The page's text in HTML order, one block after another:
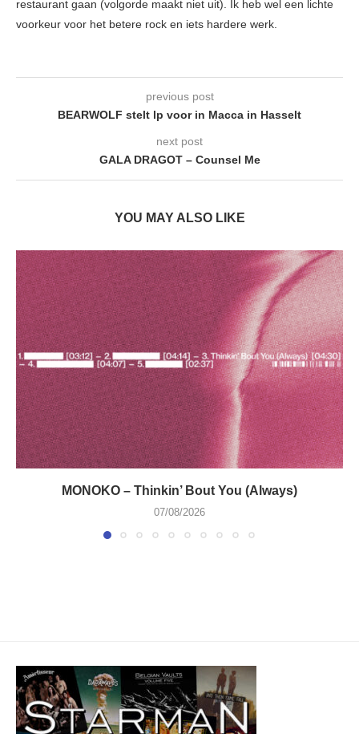
restaurant gaan (volgorde maakt niet uit). Ik heb wel een lichte
voorkeur voor het betere rock en iets hardere werk.
previous post
BEARWOLF stelt lp voor in Macca in Hasselt
next post
GALA DRAGOT – Counsel Me
YOU MAY ALSO LIKE
MONOKO – Thinkin’ Bout You (Always)
07/08/2026